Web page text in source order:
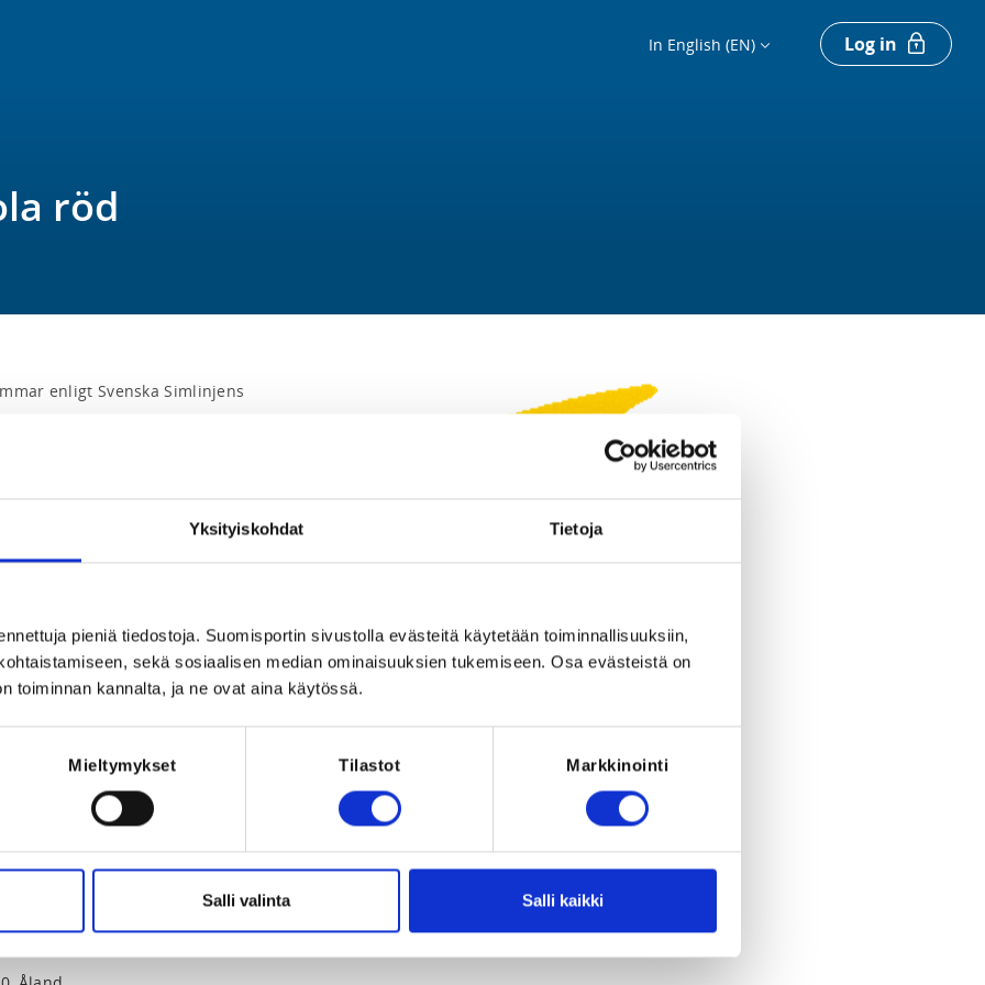
Yksityiskohdat Tietoja
pieniä tiedostoja. Suomisportin sivustolla evästeitä käytetään toiminnallisuuksiin,
sekä sosiaalisen median ominaisuuksien tukemiseen. Osa evästeistä on
toiminnan kannalta, ja ne ovat aina käytössä.
Mieltymykset Tilastot Markkinointi
Salli valinta Salli kaikki
In English (EN) Log in
röd
enligt Svenska Simlinjens
2 i Svenska Simlinjen -Lekfull
2 riktar sig till barn
barnets egna förutsättningar lär
fyra simsätten med slutmålet att bli
och progressiva övningar,
sej flyta & glida fram.
låg och höjs under vårterminen.
at 00:00
REQUIRED FOR THE REGISTRATION
The registrant must be a member of the club Ålands
Simförening